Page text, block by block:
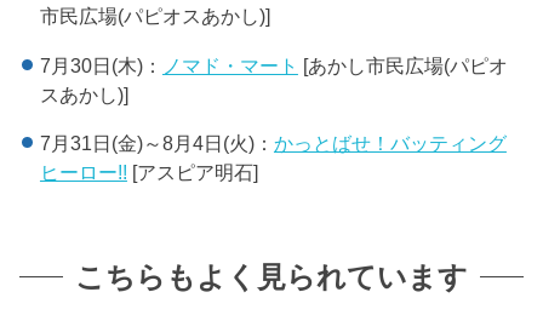
市民広場(パピオスあかし)]
7月30日(木)： ノマド・マート [あかし市民広場(パピオ
スあかし)]
7月31日(金)～8月4日(火)： かっとばせ！バッティング
ヒーロー!! [アスピア明石]
こちらもよく見られています